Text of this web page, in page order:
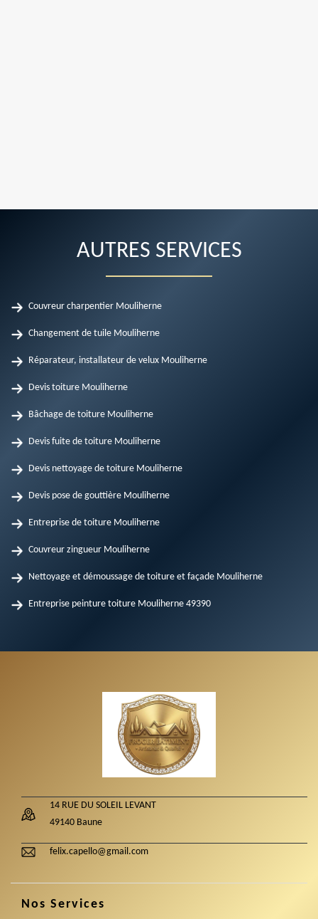
AUTRES SERVICES
Couvreur charpentier Mouliherne
Changement de tuile Mouliherne
Réparateur, installateur de velux Mouliherne
Devis toiture Mouliherne
Bâchage de toiture Mouliherne
Devis fuite de toiture Mouliherne
Devis nettoyage de toiture Mouliherne
Devis pose de gouttière Mouliherne
Entreprise de toiture Mouliherne
Couvreur zingueur Mouliherne
Nettoyage et démoussage de toiture et façade Mouliherne
Entreprise peinture toiture Mouliherne 49390
14 RUE DU SOLEIL LEVANT
49140 Baune
felix.capello@gmail.com
Nos Services